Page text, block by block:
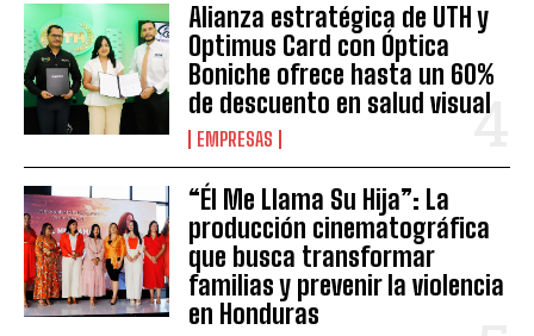
Alianza estratégica de UTH y
Optimus Card con Óptica
Boniche ofrece hasta un 60%
de descuento en salud visual
EMPRESAS
“Él Me Llama Su Hija”: La
producción cinematográfica
que busca transformar
familias y prevenir la violencia
en Honduras